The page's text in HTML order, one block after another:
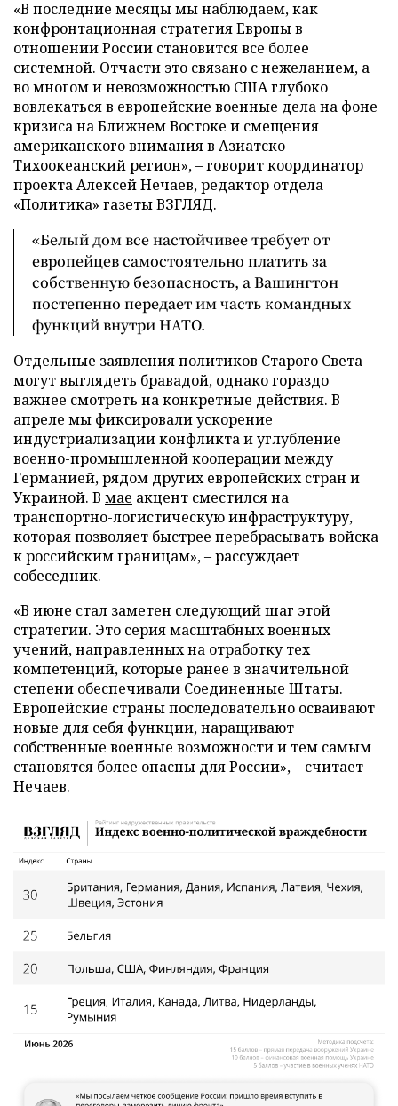
«В последние месяцы мы наблюдаем, как
конфронтационная стратегия Европы в
отношении России становится все более
системной. Отчасти это связано с нежеланием, а
во многом и невозможностью США глубоко
вовлекаться в европейские военные дела на фоне
кризиса на Ближнем Востоке и смещения
американского внимания в Азиатско-
Тихоокеанский регион», – говорит координатор
проекта Алексей Нечаев, редактор отдела
«Политика» газеты ВЗГЛЯД.
«Белый дом все настойчивее требует от
европейцев самостоятельно платить за
собственную безопасность, а Вашингтон
постепенно передает им часть командных
функций внутри НАТО.
Отдельные заявления политиков Старого Света
могут выглядеть бравадой, однако гораздо
важнее смотреть на конкретные действия. В
апреле мы фиксировали ускорение
индустриализации конфликта и углубление
военно-промышленной кооперации между
Германией, рядом других европейских стран и
Украиной. В мае акцент сместился на
транспортно-логистическую инфраструктуру,
которая позволяет быстрее перебрасывать войска
к российским границам», – рассуждает
собеседник.
«В июне стал заметен следующий шаг этой
стратегии. Это серия масштабных военных
учений, направленных на отработку тех
компетенций, которые ранее в значительной
степени обеспечивали Соединенные Штаты.
Европейские страны последовательно осваивают
новые для себя функции, наращивают
собственные военные возможности и тем самым
становятся более опасны для России», – считает
Нечаев.